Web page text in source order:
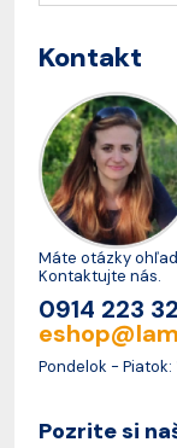
Kontakt
Máte otázky
Kontaktujte nás.
0914 223
Pondelok - Piatok:
Pozrite si